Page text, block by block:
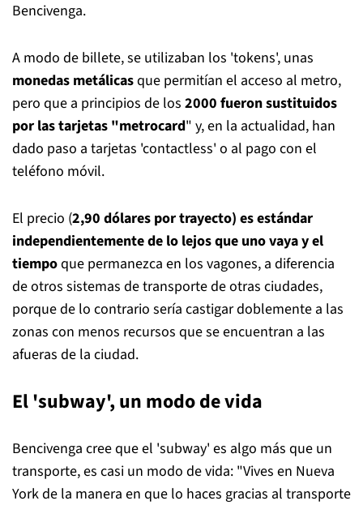
Bencivenga.
A modo de billete, se utilizaban los 'tokens', unas
monedas metálicasque permitían el acceso al metro,
pero que a principios de los 2000 fueron sustituidos
por las tarjetas "metrocard" y, en la actualidad, han
dado paso a tarjetas 'contactless' o al pago con el
teléfono móvil.
El precio (2,90 dólares por trayecto) es estándar
independientemente de lo lejos que uno vaya y el
tiempoque permanezca en los vagones, a diferencia
de otros sistemas de transporte de otras ciudades,
porque de lo contrario sería castigar doblemente a las
zonas con menos recursos que se encuentran a las
afueras de la ciudad.
El 'subway', un modo de vida
Bencivenga cree que el 'subway' es algo más que un
transporte, es casi un modo de vida: "Vives en Nueva
York de la manera en que lo haces gracias al transporte